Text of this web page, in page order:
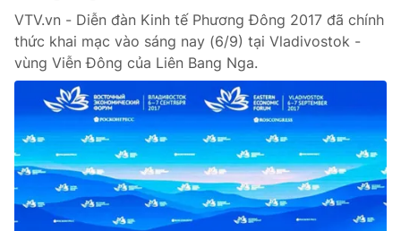
VTV.vn - Diễn đàn Kinh tế Phương Đông 2017 đã chính
thức khai mạc vào sáng nay (6/9) tại Vladivostok -
vùng Viễn Đông của Liên Bang Nga.